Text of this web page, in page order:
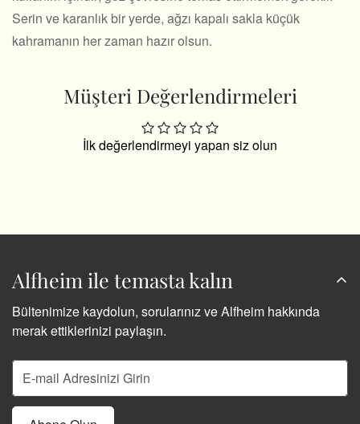
Serin ve karanlık bir yerde, ağzı kapalı sakla küçük
kahramanın her zaman hazır olsun.
Müşteri Değerlendirmeleri
İlk değerlendirmeyi yapan siz olun
Alfheim ile temasta kalın
Bültenimize kaydolun, sorularınız ve Alfheim hakkında
merak ettiklerinizi paylaşın.